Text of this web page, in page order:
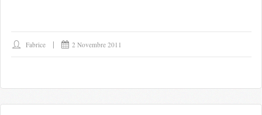
Fabrice 2 Novembre 2011